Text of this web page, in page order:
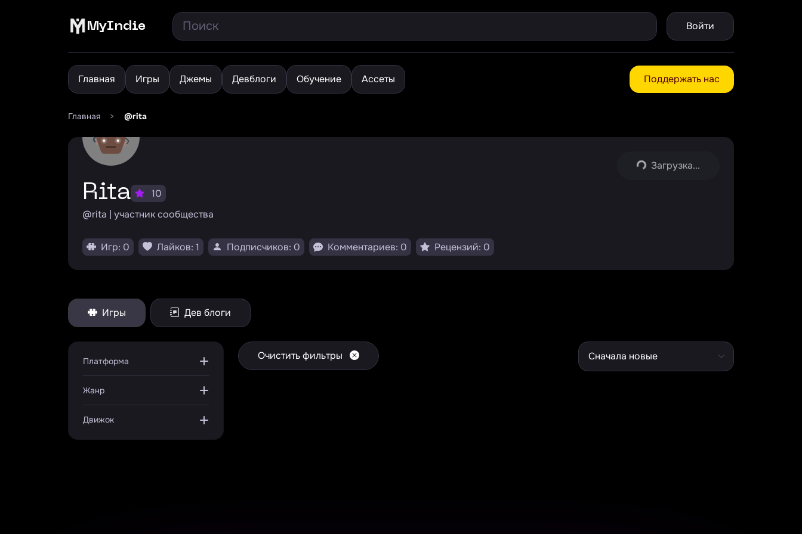
MyIndie Войти
Главная Игры Джемы Девблоги Обучение Ассеты Поддержать нас
Главная > @rita
Загрузка...
Rita
10
@rita | участник сообщества
Игр: 0 Лайков: 1 Подписчиков: 0 Комментариев: 0 Рецензий: 0
Игры Дев блоги
Платформа
Жанр
Движок
Очистить фильтры